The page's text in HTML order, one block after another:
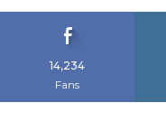
14,234
Fans